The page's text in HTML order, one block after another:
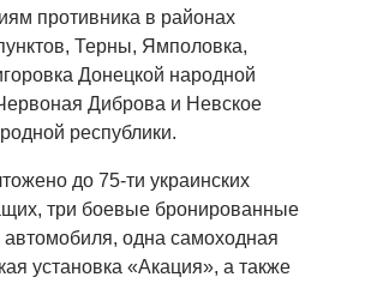
противника в районах
Терны, Ямполовка,
Донецкой народной
Диброва и Невское
республики.
до 75-ти украинских
три боевые бронированные
одна самоходная
установка «Акация», а также